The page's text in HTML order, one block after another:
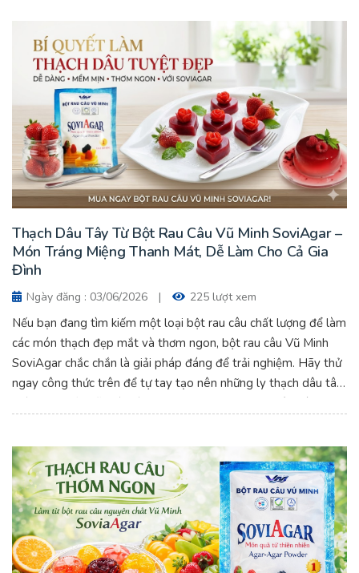
Thạch Dâu Tây Từ Bột Rau Câu Vũ Minh SoviAgar –
Món Tráng Miệng Thanh Mát, Dễ Làm Cho Cả Gia
Đình
Ngày đăng : 03/06/2026 | 225 lượt xem
Nếu bạn đang tìm kiếm một loại bột rau câu chất lượng để làm
các món thạch đẹp mắt và thơm ngon, bột rau câu Vũ Minh
SoviAgar chắc chắn là giải pháp đáng để trải nghiệm. Hãy thử
ngay công thức trên để tự tay tạo nên những ly thạch dâu tây
mát lạnh, hấp dẫn và giàu dinh dưỡng cho người thân yêu.